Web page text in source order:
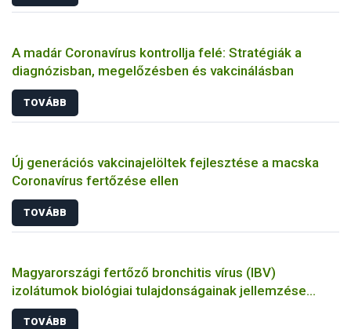
A madár Coronavírus kontrollja felé: Stratégiák a
diagnózisban, megelőzésben és vakcinálásban
TOVÁBB
Új generációs vakcinajelöltek fejlesztése a macska
Coronavírus fertőzése ellen
TOVÁBB
Magyarországi fertőző bronchitis vírus (IBV)
izolátumok biológiai tulajdonságainak jellemzése
állatkísérletes és molekuláris biológiai eszközökkel
TOVÁBB